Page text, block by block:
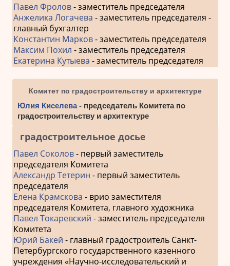
Павел Фролов- заместитель председателя
Анжелика Логачева - заместитель председателя -
главный бухгалтер
Константин Марков- заместитель председателя
Максим Похил - заместитель председателя
Екатерина Кутыева - заместитель председателя
Комитет по градостроительству и архитектуре
Юлия Киселева- председатель Комитета по
градостроительству и архитектуре
градостроительное досье
Павел Соколов- первый заместитель
председателя Комитета
Александр Тетерин - первый заместитель
председателя
Елена Крамскова - врио заместителя
председателя Комитета, главного художника
Павел Токаревский - заместитель председателя
Комитета
Юрий Бакей - главный градостроитель Санкт-
Петербургского государственного казенного
учреждения «Научно-исследовательский и